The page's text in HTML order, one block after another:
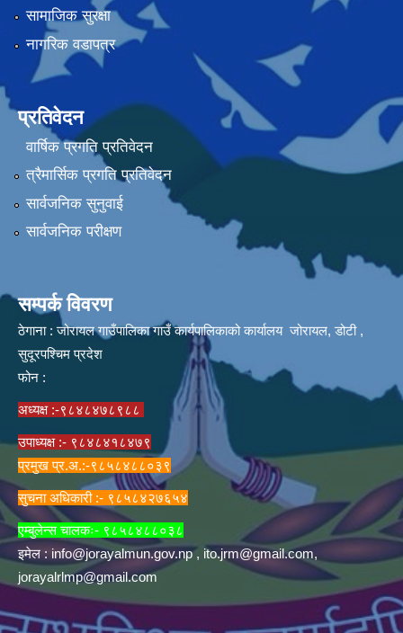
सामाजिक सुरक्षा
नागरिक वडापत्र
प्रतिवेदन
वार्षिक प्रगति प्रतिवेदन
त्रैमार्सिक प्रगति प्रतिवेदन
सार्वजनिक सुनुवाई
सार्वजनिक परीक्षण
सम्पर्क विवरण
ठेगाना : जोरायल गाउँपालिका गाउँ कार्यपालिकाको कार्यालय जोरायल, डोटी ,
सुदूरपश्चिम प्रदेश
फोन :
अध्यक्ष :-९८४८४७८९८८
उपाध्यक्ष :- ९८४८४१८४७९
प्रमुख प्र.अ.:-९८५८४८८०३९
सुचना अधिकारी :- ९८५८४२७६५४
एम्बुलेन्स चालकः- ९८५८४८८०३८
इमेल : info@jorayalmun.gov.np, ito.jrm@gmail.com,
jorayalrlmp@gmail.com